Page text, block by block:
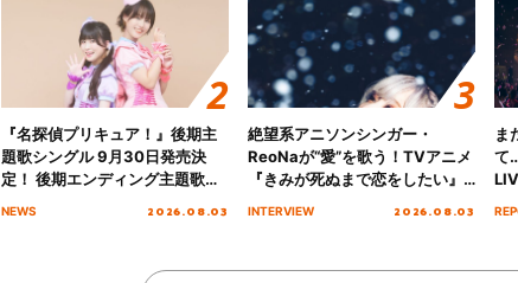
『名探偵プリキュア！』後期主
題歌シングル 9月30日発売決
定！ 後期エンディング主題歌
NEWS 2026.08.03
絶望系アニソンシンガー・
ReoNaが“愛”を歌う！TVアニメ
『きみが死ぬまで恋をしたい』
INTERVIEW 2026.08.03
ま
て